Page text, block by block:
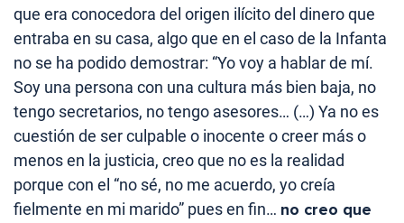
que era conocedora del origen ilícito del dinero que
entraba en su casa, algo que en el caso de la Infanta
no se ha podido demostrar: “Yo voy a hablar de mí.
Soy una persona con una cultura más bien baja, no
tengo secretarios, no tengo asesores… (…) Ya no es
cuestión de ser culpable o inocente o creer más o
menos en la justicia, creo que no es la realidad
porque con el “no sé, no me acuerdo, yo creía
fielmente en mi marido” pues en fin… no creo que